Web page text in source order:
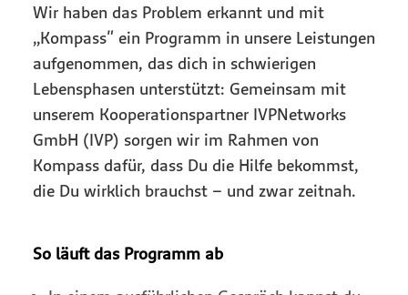
Wir haben das Problem erkannt und mit
„Kompass" ein Programm in unsere Leistungen
aufgenommen, das dich in schwierigen
Lebensphasen unterstützt: Gemeinsam mit
unserem Kooperationspartner IVPNetworks
GmbH (IVP) sorgen wir im Rahmen von
Kompass dafür, dass Du die Hilfe bekommst,
die Du wirklich brauchst – und zwar zeitnah.
So läuft das Programm ab